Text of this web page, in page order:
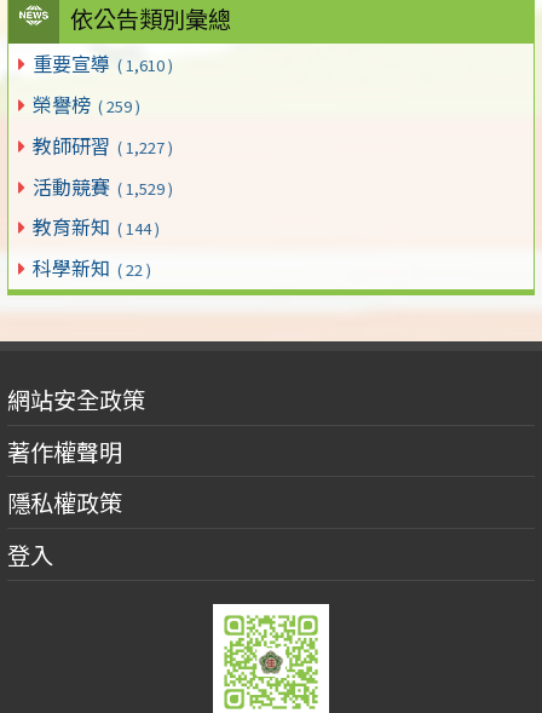
依公告類別彙總
重要宣導 ( 1,610 )
榮譽榜 ( 259 )
教師研習 ( 1,227 )
活動競賽 ( 1,529 )
教育新知 ( 144 )
科學新知 ( 22 )
網站安全政策
著作權聲明
隱私權政策
登入